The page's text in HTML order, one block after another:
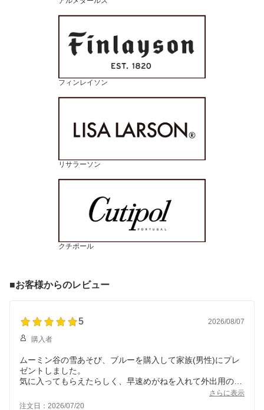
フィンレイソン
リサラーソン
クチポール
■お客様からのレビュー
5 2026/08/07
購入者
ムーミン谷の雪あそび、ブルーを購入して家族(男性)にプレ
ゼントしました。
気に入ってもらえたらしく、早速めがねを入れて外出用の鞄
良く見るとムーミンファミリーやミーが遊んでいて癒される
さらに表示
注文日：2026/07/20